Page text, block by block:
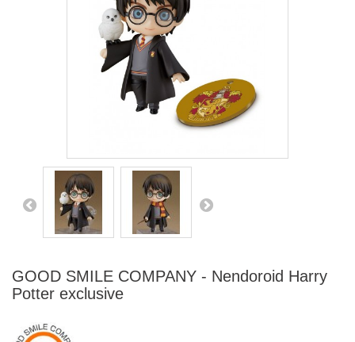
GOOD SMILE COMPANY - Nendoroid Harry
Potter exclusive